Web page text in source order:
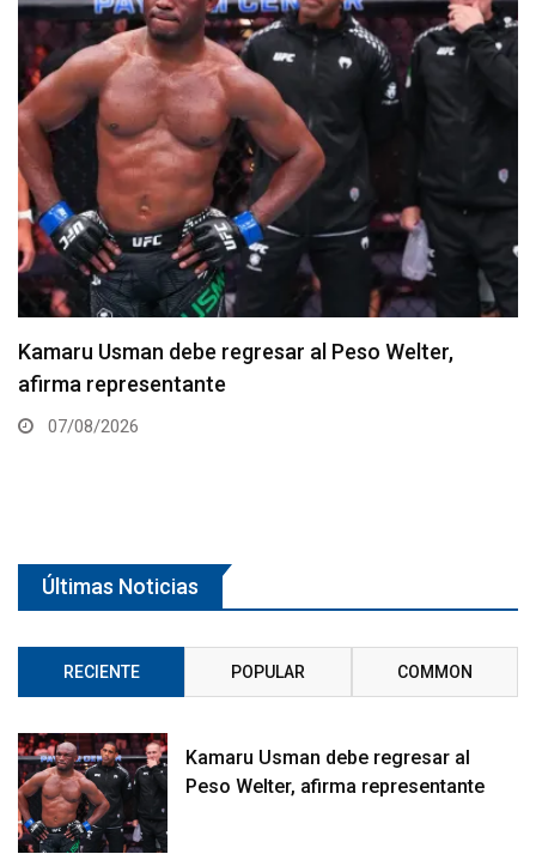
Resultados de los pesajes del UFC Vegas 120:
Gamrot hace peso para pelea con Salkilld
07/08/2026
Últimas Noticias
RECIENTE POPULAR COMMON
Kamaru Usman debe regresar al
Peso Welter, afirma representante